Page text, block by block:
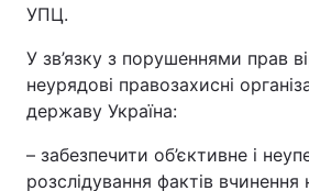
УПЦ.
У зв’язку з порушеннями прав
неурядові правозахисні
державу Україна:
– забезпечити об’єктивне і
розслідування фактів